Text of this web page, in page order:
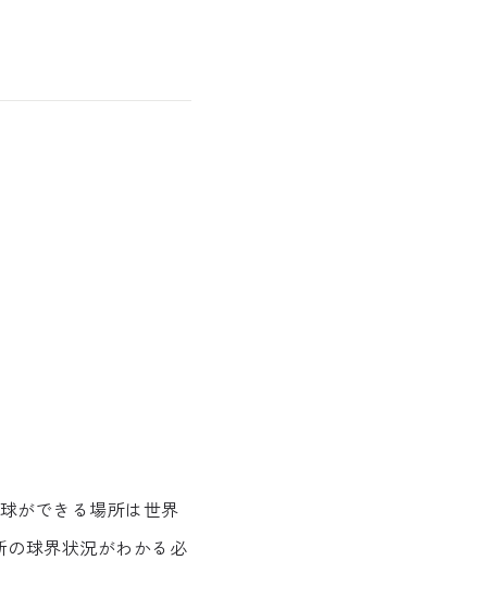
ができる場所は世界
球界状況がわかる必